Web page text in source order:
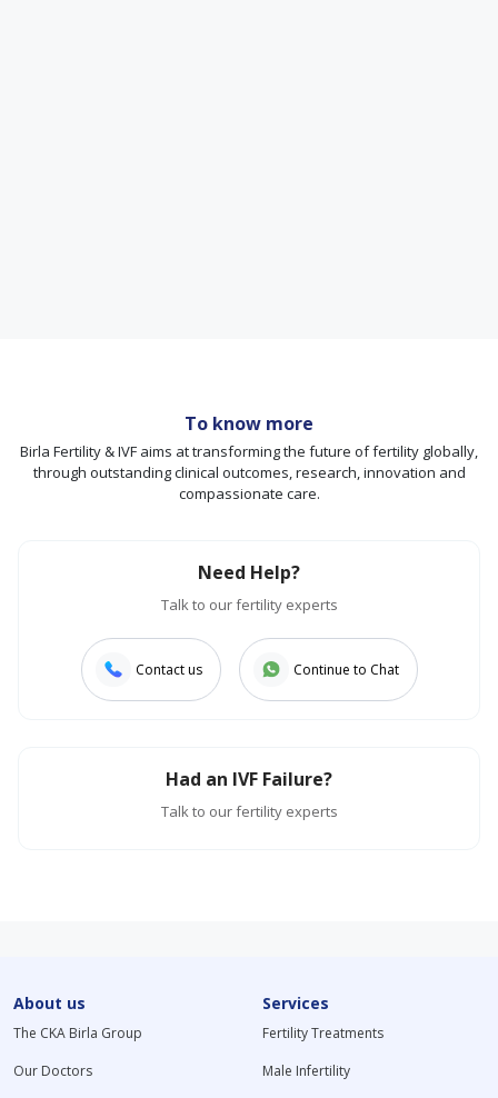
To know more
Birla Fertility & IVF aims at transforming the future of fertility globally,
through outstanding clinical outcomes, research, innovation and
compassionate care.
Need Help?
Talk to our fertility experts
Contact us Continue to Chat
Had an IVF Failure?
Talk to our fertility experts
About us
The CKA Birla Group
Our Doctors
Services
Fertility Treatments
Male Infertility